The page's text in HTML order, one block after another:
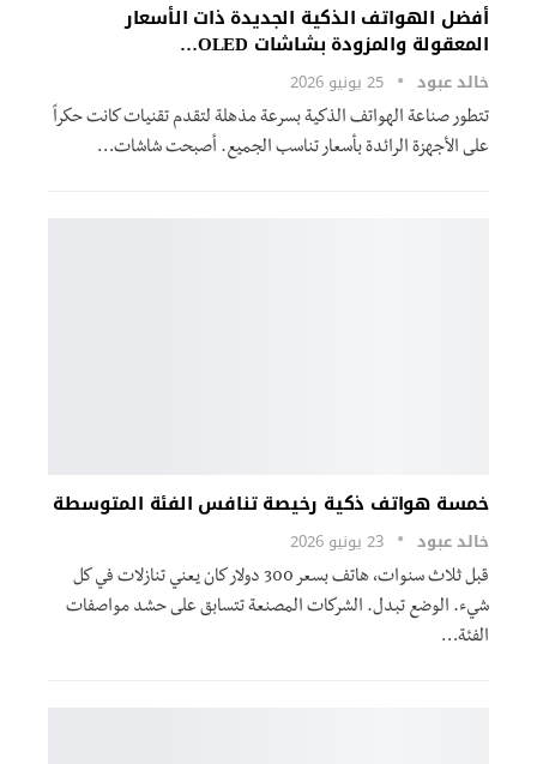
أفضل الهواتف الذكية الجديدة ذات الأسعار
المعقولة والمزودة بشاشات OLED…
خالد عبود 25 يونيو 2026
تتطور صناعة الهواتف الذكية بسرعة مذهلة لتقدم تقنيات كانت حكراً
على الأجهزة الرائدة بأسعار تناسب الجميع. أصبحت شاشات…
خمسة هواتف ذكية رخيصة تنافس الفئة المتوسطة
خالد عبود 23 يونيو 2026
قبل ثلاث سنوات، هاتف بسعر 300 دولار كان يعني تنازلات في كل
شيء. الوضع تبدل. الشركات المصنعة تتسابق على حشد مواصفات
الفئة…